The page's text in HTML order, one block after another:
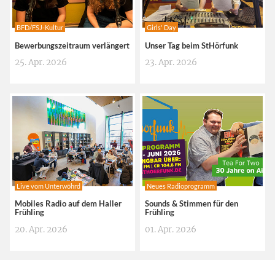
BFD/FSJ-Kultur
Bewerbungszeitraum verlängert
25. Apr. 2026
Girls' Day
Unser Tag beim StHörfunk
23. Apr. 2026
Live vom Unterwöhrd
Mobiles Radio auf dem Haller
Frühling
20. Apr. 2026
Neues Radioprogramm
Sounds & Stimmen für den
Frühling
01. Apr. 2026